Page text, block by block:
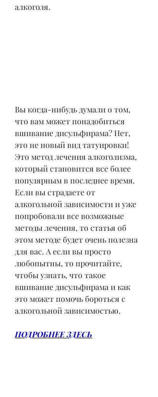
алкоголя.
Вы когда-нибудь думали о том,
что вам может понадобиться
вшивание дисульфирама? Нет,
это не новый вид татуировки!
Это метод лечения алкоголизма,
который становится все более
популярным в последнее время.
Если вы страдаете от
алкогольной зависимости и уже
попробовали все возможные
методы лечения, то статья об
этом методе будет очень полезна
для вас. А если вы просто
любопытны, то прочитайте,
чтобы узнать, что такое
вшивание дисульфирама и как
это может помочь бороться с
алкогольной зависимостью.
ПОДРОБНЕЕ ЗДЕСЬ